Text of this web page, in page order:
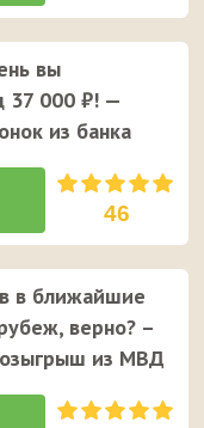
вы
37 000 ₽! —
из банка
46
в ближайшие
верно? –
из МВД